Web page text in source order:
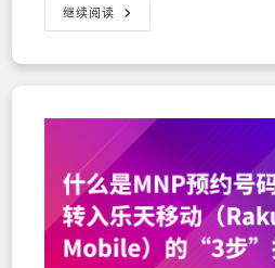
继续阅读 【最
快
钟】
前
门
店！
仅
用
手
机
即
可